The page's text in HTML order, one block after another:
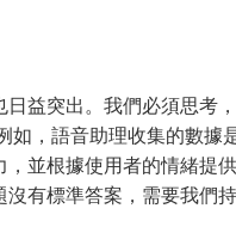
益突出。我們必須思考
，語音助理收集的數據
並根據使用者的情緒提
有標準答案，需要我們持